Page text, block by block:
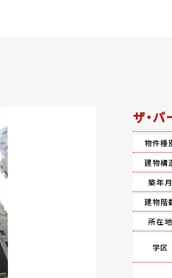
ザ・
物件種
建物構
築年月
建物階
所在地
学区